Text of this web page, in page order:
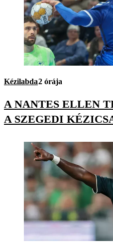
Kézilabda2 órája
A NANTES ELLEN
A SZEGEDI